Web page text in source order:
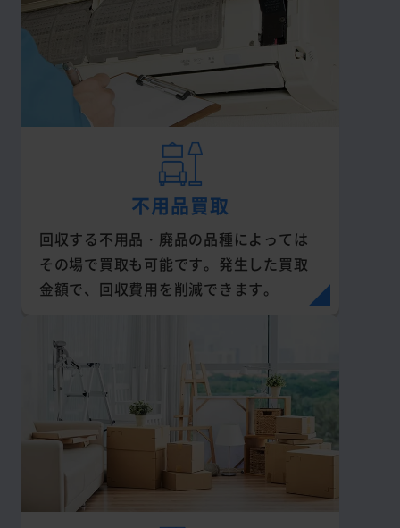
不用品買取
回収する不用品・廃品の品種によっては
その場で買取も可能です。発生した買取
金額で、回収費用を削減できます。